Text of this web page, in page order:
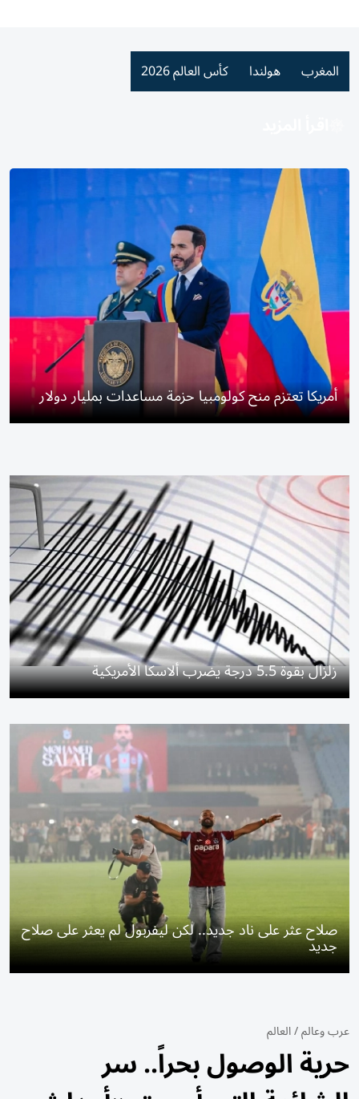
المغرب هولندا كأس العالم 2026
أمريكا تعتزم منح كولومبيا حزمة مساعدات بمليار دولار
زلزال بقوة 5.5 درجة يضرب ألاسكا الأمريكية
صلاح عثر على ناد جديد.. لكن ليفربول لم يعثر على صلاح
جديد
عرب وعالم/العالم
حرية الوصول بحراً.. سر